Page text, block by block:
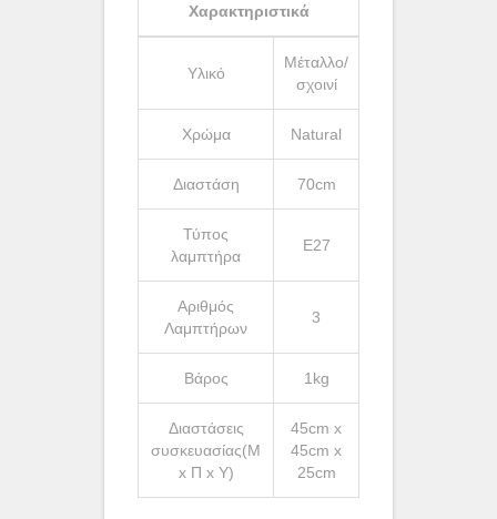
Χαρακτηριστικά
Υλικό
Μέταλλο/
σχοινί
Χρώμα Natural
Διαστάση 70cm
Τύπος
λαμπτήρα
Ε27
Αριθμός
Λαμπτήρων
3
Βάρος 1kg
Διαστάσεις
συσκευασίας(Μ
x Π x Υ)
45cm x
45cm x
25cm